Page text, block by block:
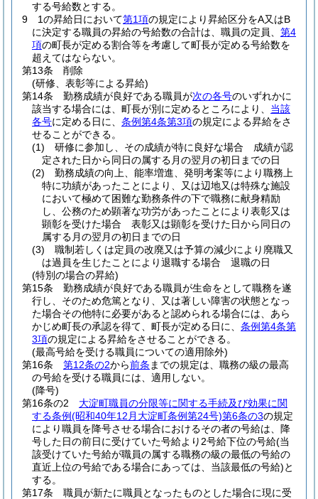
する号給数とする。
9
1の昇給日において第1項の規定により昇給区分をA又はB
に決定する職員の昇給の号給数の合計は、職員の定員、 第4
項の町長が定める割合等を考慮して町長が定める号給数を
超えてはならない。
第13条
削除
(研修、表彰等による昇給)
第14条
勤務成績が良好である職員が次の各号のいずれかに
該当する場合には、町長が別に定めるところにより、 当該
各号に定める日に、 条例第4条第3項の規定による昇給をさ
せることができる。
(1)
研修に参加し、その成績が特に良好な場合 成績が認
定された日から同日の属する月の翌月の初日までの日
(2)
勤務成績の向上、能率増進、発明考案等により職務上
特に功績があったことにより、又は辺地又は特殊な施設
において極めて困難な勤務条件の下で職務に献身精励
し、公務のため顕著な功労があったことにより表彰又は
顕彰を受けた場合 表彰又は顕彰を受けた日から同日の
属する月の翌月の初日までの日
(3)
職制若しくは定員の改廃又は予算の減少により廃職又
は過員を生じたことにより退職する場合 退職の日
(特別の場合の昇給)
第15条
勤務成績が良好である職員が生命をとして職務を遂
行し、そのため危篤となり、又は著しい障害の状態となっ
た場合その他特に必要があると認められる場合には、あら
かじめ町長の承認を得て、町長が定める日に、 条例第4条第
3項の規定による昇給をさせることができる。
(最高号給を受ける職員についての適用除外)
第16条
第12条の2から前条 までの規定は、職務の級の最高
の号給を受ける職員には、適用しない。
(降号)
第16条の2
大淀町職員の分限等に関する手続及び効果に関
する条例(昭和40年12月大淀町条例第24号)第6条の3の規定
により職員を降号させる場合におけるその者の号給は、降
号した日の前日に受けていた号給より2号給下位の号給(当
該受けていた号給が職員の属する職務の級の最低の号給の
直近上位の号給である場合にあっては、当該最低の号給)と
する。
第17条
職員が新たに職員となったものとした場合に現に受